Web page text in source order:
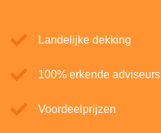
Landelijke dekking
100% erkende adviseurs
Voordeelprijzen